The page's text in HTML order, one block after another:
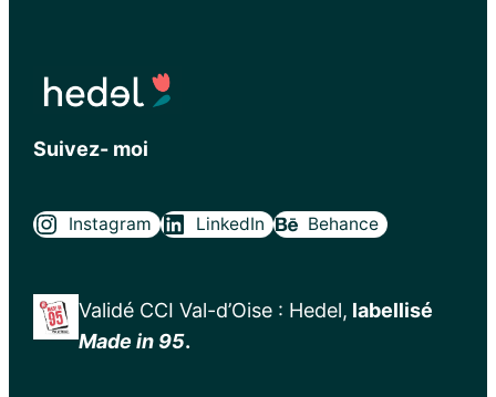
Suivez- moi
Instagram LinkedIn Behance
Validé CCI Val-d’Oise : Hedel, labellisé
Made in 95.